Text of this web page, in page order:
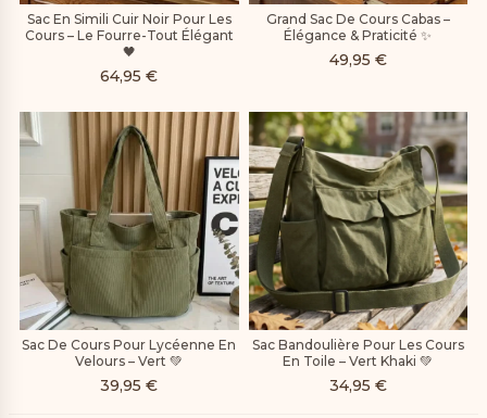
Sac En Simili Cuir Noir Pour Les
Cours – Le Fourre-Tout Élégant
🖤
64,95€
Grand Sac De Cours Cabas –
Élégance & Praticité ✨
49,95 €
Sac De Cours Pour Lycéenne En
Velours – Vert 💚
39,95€
Sac Bandoulière Pour Les Cours
En Toile – Vert Khaki 💚
34,95 €